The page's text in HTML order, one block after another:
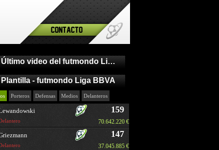
Contacto
Último video del futmondo Liga BBVA
Plantilla - futmondo Liga BBVA
Porteros Defensas Medios Delanteros
159
70.642.220 €
147
37.045.885 €